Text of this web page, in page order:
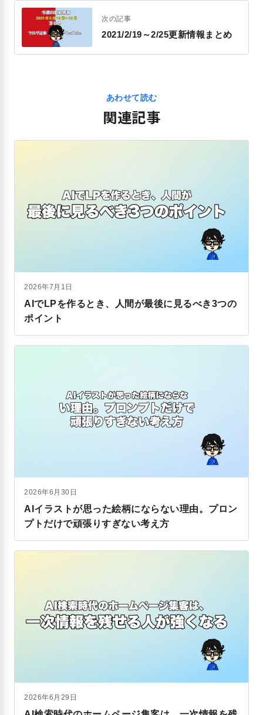
次の記事
2021/2/19～2/25更新情報まとめ
あわせて読む
関連記事
2026年7月1日
AIでLPを作るとき、人間が最後に見るべき3つの
ポイント
2026年6月30日
AIイラストが思った絵柄にならない理由。プロン
プトだけで頑張りすぎない考え方
2026年6月29日